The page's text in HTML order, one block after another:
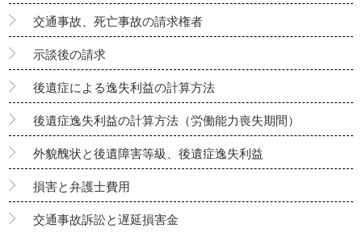
交通事故、死亡事故の請求権者
示談後の請求
後遺症による逸失利益の計算方法
後遺症逸失利益の計算方法（労働能力喪失期間）
外貌醜状と後遺障害等級、後遺症逸失利益
損害と弁護士費用
交通事故訴訟と遅延損害金